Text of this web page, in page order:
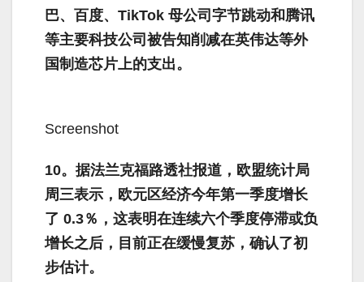
巴、百度、TikTok 母公司字节跳动和腾讯
等主要科技公司被告知削减在英伟达等外
国制造芯片上的支出。
Screenshot
10。据法兰克福路透社报道，欧盟统计局
周三表示，欧元区经济今年第一季度增长
了 0.3％，这表明在连续六个季度停滞或负
增长之后，目前正在缓慢复苏，确认了初
步估计。